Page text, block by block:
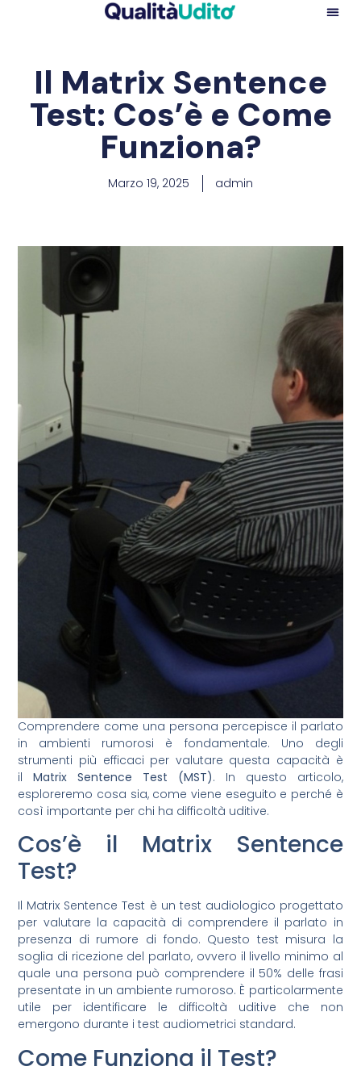
Il Matrix Sentence
Test: Cos’è e Come
Funziona?
Marzo 19, 2025 admin
Comprendere come una persona percepisce il parlato
in ambienti rumorosi è fondamentale. Uno degli
strumenti più efficaci per valutare questa capacità è
ilMatrix Sentence Test (MST). In questo articolo,
esploreremo cosa sia, come viene eseguito e perché è
così importante per chi ha difficoltà uditive.
Cos’è il Matrix Sentence
Test?
Il Matrix Sentence Test è un test audiologico progettato
per valutare la capacità di comprendere il parlato in
presenza di rumore di fondo. Questo test misura la
soglia di ricezione del parlato, ovvero il livello minimo al
quale una persona può comprendere il 50% delle frasi
presentate in un ambiente rumoroso. È particolarmente
utile per identificare le difficoltà uditive che non
emergono durante i test audiometrici standard.
Come Funziona il Test?